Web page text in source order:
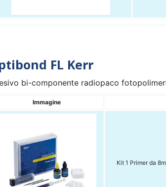
FL Kerr
bi-componente radiopaco
Immagine
Kit 1 Primer da